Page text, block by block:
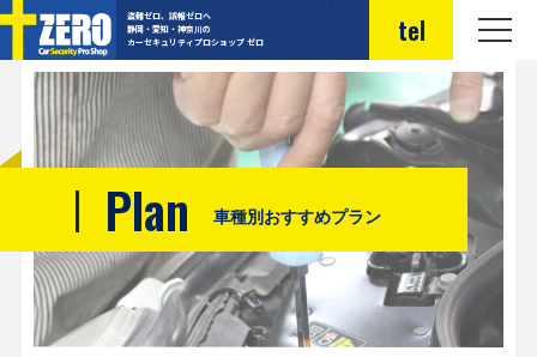
盗難ゼロ、誤報ゼロへ
静岡・愛知・神奈川の
カーセキュリティプロショップ ゼロ
tel
Plan 車種別おすすめプラン